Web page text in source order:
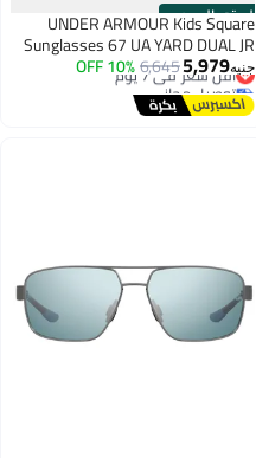
الستور الرسمي
UNDER ARMOUR Kids Square
Sunglasses 67 UA YARD DUAL JR
جنيه5,979
6,645
10% OFF أقل سعر في 7 يوم
توصيل مجاني
أقل سعر في 7 يوم